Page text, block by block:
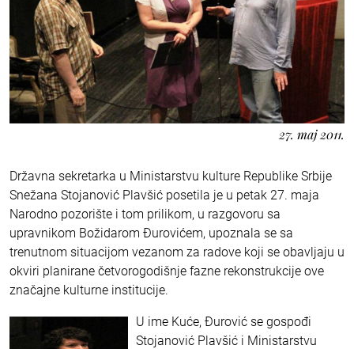
27. maj 2011.
Državna sekretarka u Ministarstvu kulture Republike Srbije
Snežana Stojanović Plavšić posetila je u petak 27. maja
Narodno pozorište i tom prilikom, u razgovoru sa
upravnikom Božidarom Đurovićem, upoznala se sa
trenutnom situacijom vezanom za radove koji se obavljaju u
okviri planirane četvorogodišnje fazne rekonstrukcije ove
značajne kulturne institucije.
U ime Kuće, Đurović se gospođi
Stojanović Plavšić i Ministarstvu